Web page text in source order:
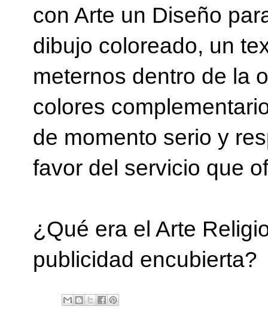
con Arte un Diseño
dibujo coloreado, un
meternos dentro de la
colores
de momento serio y
favor del servicio que
¿Qué era el Arte
publicidad encubierta?